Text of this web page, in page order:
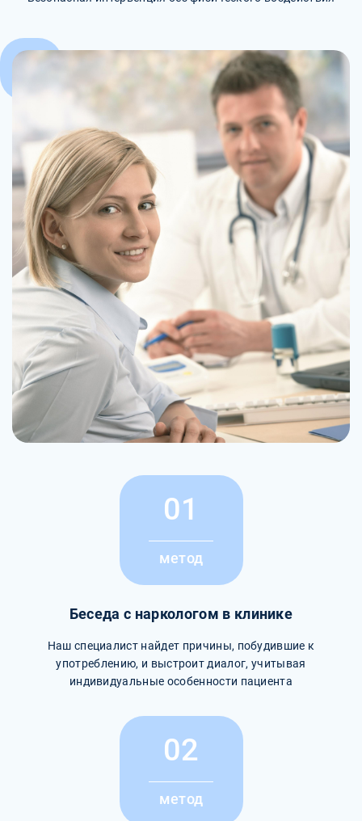
01
метод
Беседа с наркологом в клинике
Наш специалист найдет причины, побудившие к
употреблению, и выстроит диалог, учитывая
индивидуальные особенности пациента
02
метод